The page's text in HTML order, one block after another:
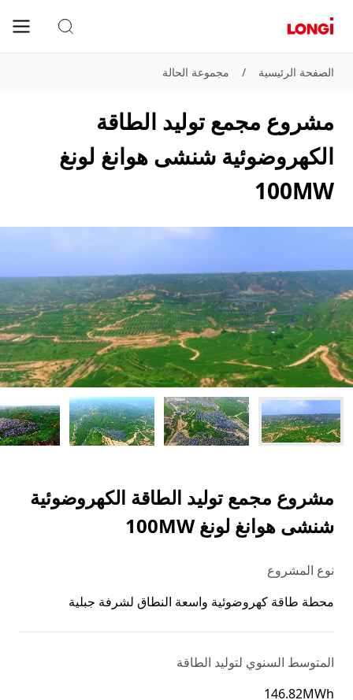
الصفحة الرئيسية / مجموعة الحالة
مشروع مجمع توليد الطاقة
الكهروضوئية شنشى هوانغ لونغ
100MW
مشروع مجمع توليد الطاقة الكهروضوئية
شنشى هوانغ لونغ 100MW
نوع المشروع
محطة طاقة كهروضوئية واسعة النطاق لشرفة جبلية
المتوسط ​​السنوي لتوليد الطاقة
146.82MWh